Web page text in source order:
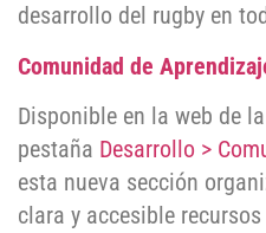
desarrollo del rugby en
Comunidad de
Disponible en la web de
pestaña Desarrollo >
esta nueva sección
clara y accesible